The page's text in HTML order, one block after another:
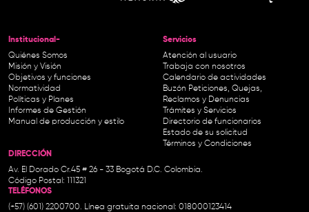
Institucional-
Quiénes Somos
Misión y Visión
Objetivos y funciones
Normatividad
Políticas y Planes
Informes de Gestión
Manual de producción y estilo
Servicios
Atención al usuario
Trabaja con nosotros
Calendario de actividades
Buzón Peticiones, Quejas,
Reclamos y Denuncias
Trámites y Servicios
Directorio de funcionarios
Estado de su solicitud
Términos y Condiciones
DIRECCIÓN
Av. El Dorado Cr.45 # 26 - 33 Bogotá D.C. Colombia.
Código Postal: 111321
TELÉFONOS
(+57) (601) 2200700. Línea gratuita nacional: 018000123414